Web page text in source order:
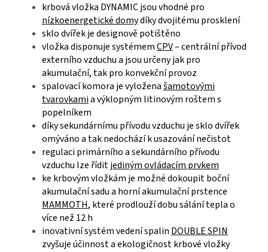
krbová vložka DYNAMIC jsou vhodné pro
nízkoenergetické domydíky dvojitému prosklení
sklo dvířek je designově potištěno
vložka disponuje systémemCPV– centrální přívod
externího vzduchu a jsou určeny jak pro
akumulační, tak pro konvekční provoz
spalovací komora je vyloženašamotovými
tvarovkamia výklopným litinovým roštem s
popelníkem
díky sekundárnímu přívodu vzduchu je sklo dvířek
omýváno a tak nedochází k usazování nečistot
regulaci primárního a sekundárního přívodu
vzduchu lze říditjediným ovládacím prvkem
ke krbovým vložkám je možné dokoupit boční
akumulační sadu a horní akumulační prstence
MAMMOTH, které prodlouží dobu sálání tepla o
více než 12 h
inovativní systém vedení spalin DOUBLE SPIN
zvyšuje účinnost a ekologičnost krbové vložky